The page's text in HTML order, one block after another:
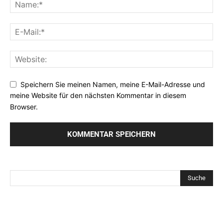
Speichern Sie meinen Namen, meine E-Mail-Adresse und
meine Website für den nächsten Kommentar in diesem
Browser.